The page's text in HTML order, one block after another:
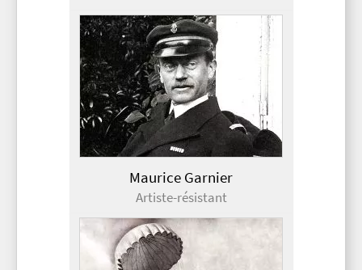
Maurice Garnier
Artiste-résistant